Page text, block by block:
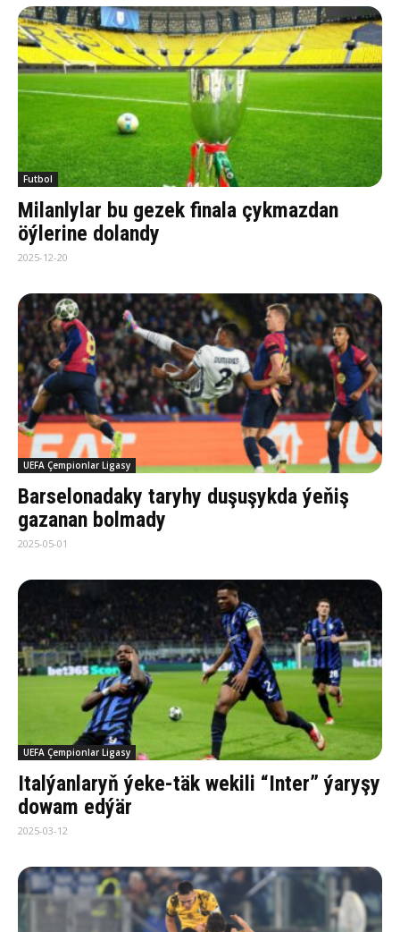
Futbol
Milanlylar bu gezek finala çykmazdan
öýlerine dolandy
2025-12-20
UEFA Çempionlar Ligasy
Barselonadaky taryhy duşuşykda ýeňiş
gazanan bolmady
2025-05-01
UEFA Çempionlar Ligasy
Italýanlaryň ýeke-täk wekili “Inter” ýaryşy
dowam edýär
2025-03-12